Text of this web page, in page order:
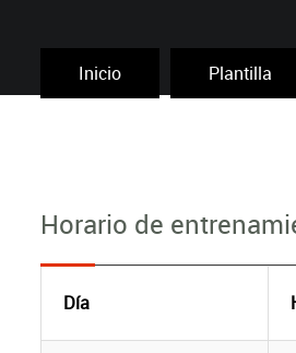
Inicio Plantilla
Horario de
Día